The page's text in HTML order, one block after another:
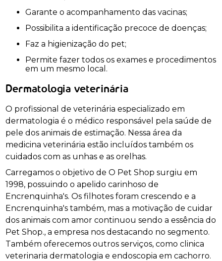
Garante o acompanhamento das vacinas;
Possibilita a identificação precoce de doenças;
Faz a higienização do pet;
Permite fazer todos os exames e procedimentos
em um mesmo local.
Dermatologia veterinária
O profissional de veterinária especializado em
dermatologia é o médico responsável pela saúde de
pele dos animais de estimação. Nessa área da
medicina veterinária estão incluídos também os
cuidados com as unhas e as orelhas.
Carregamos o objetivo de O Pet Shop surgiu em
1998, possuindo o apelido carinhoso de
Encrenquinha's. Os filhotes foram crescendo e a
Encrenquinha's também, mas a motivação de cuidar
dos animais com amor continuou sendo a essência do
Pet Shop., a empresa nos destacando no segmento.
Também oferecemos outros serviços, como clinica
veterinaria dermatologia e endoscopia em cachorro.